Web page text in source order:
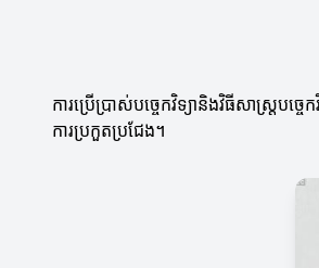
ការប្រើប្រាស់បច្ចេកវិទ្យានិងវិធីសាស្ត្របច្
ការប្រកួតប្រជែង។